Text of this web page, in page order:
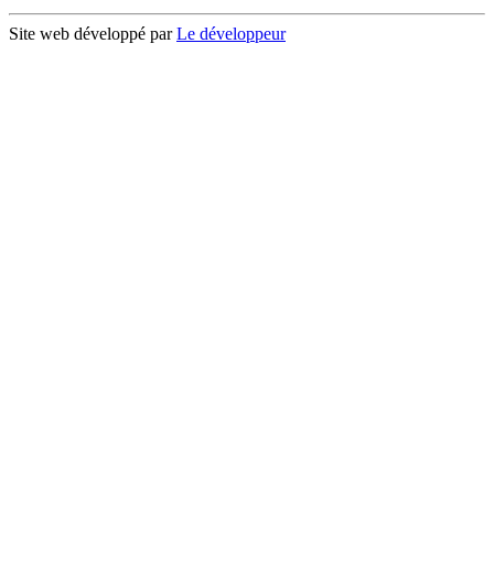
Site web développé parLe développeur